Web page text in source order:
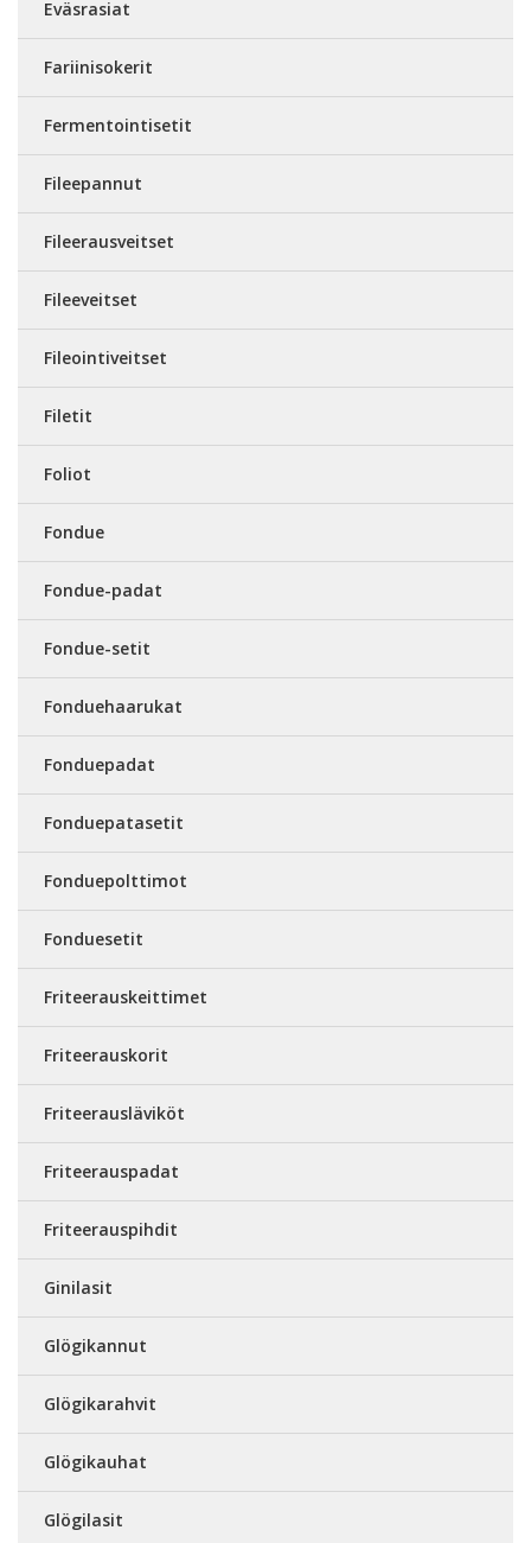
Eväsrasiat
Fariinisokerit
Fermentointisetit
Fileepannut
Fileerausveitset
Fileeveitset
Fileointiveitset
Filetit
Foliot
Fondue
Fondue-padat
Fondue-setit
Fonduehaarukat
Fonduepadat
Fonduepatasetit
Fonduepolttimot
Fonduesetit
Friteerauskeittimet
Friteerauskorit
Friteerausläviköt
Friteerauspadat
Friteerauspihdit
Ginilasit
Glögikannut
Glögikarahvit
Glögikauhat
Glögilasit